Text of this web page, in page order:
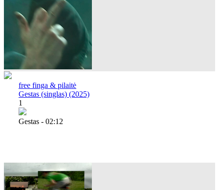
free finga & pilaitė
Gestas (singlas) (2025)
1
Gestas - 02:12